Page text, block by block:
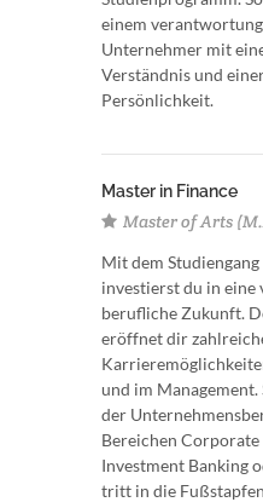
einem
Unternehmer mit
Verständnis und
Persönlichkeit.
Master in Finance
Master of Arts
Mit dem
investierst du in eine
berufliche Zukunft.
eröffnet dir
und im
der
Bereichen
Investment Banking
tritt in die